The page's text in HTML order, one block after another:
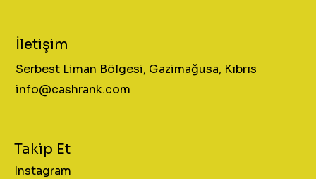
İletişim
Serbest Liman Bölgesi, Gazimağusa, Kıbrıs
info@cashrank.com
Takip Et
Instagram